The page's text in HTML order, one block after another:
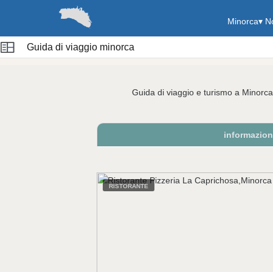
Minorca▾
Guida di viaggio minorca
Guida di viaggio e turismo a Minorca
RISTORANTE